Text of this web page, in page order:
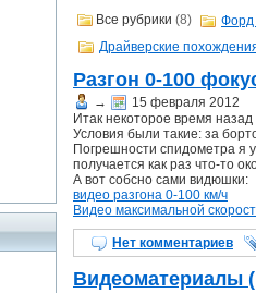
Все рубрики (8)
Форд
Драйверские
Разгон 0-100
→
15 февраля 2012
Итак некоторое время
Условия были такие: за
Погрешности спидометра я
получается как раз что-то
А вот собсно сами видюшки:
видео разгона 0-100 км/ч
Видео максимальной
Нет комментариев
Видеоматериалы